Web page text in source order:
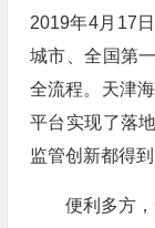
2019年4月17
城市、全国第
全流程。天津
平台实现了落
监管创新都得
便利多方，